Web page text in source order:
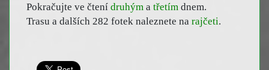
Pokračujte ve čtení druhým a třetím dnem.
Trasu a dalších 282 fotek naleznete na rajčeti.